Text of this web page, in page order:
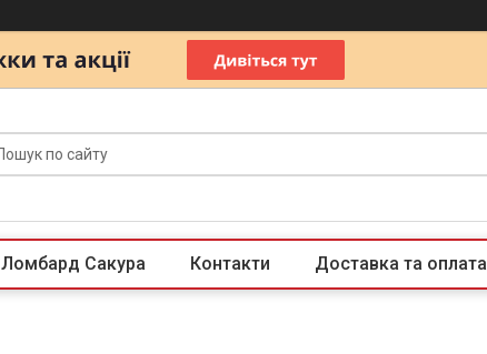
Ломбард Сакура Контакти Доставка та оплата